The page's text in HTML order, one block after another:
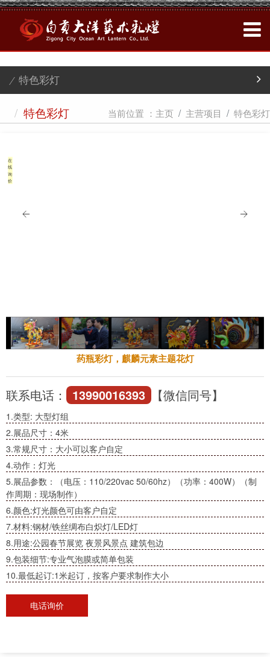
/ 特色彩灯
/ 特色彩灯 当前位置 ： 主页 主营项目 特色彩灯
在
线
询
价
药瓶彩灯，麒麟元素主题花灯
联系电话： 13990016393 【微信同号】
1.类型: 大型灯组
2.展品尺寸：4米
3.常规尺寸：大小可以客户自定
4.动作：灯光
5.展品参数：（电压：110/220vac 50/60hz）（功率：400W）（制
作周期：现场制作）
6.颜色:灯光颜色可由客户自定
7.材料:钢材/铁丝绸布白炽灯/LED灯
8.用途:公园春节展览 夜景风景点 建筑包边
9.包装细节:专业气泡膜或简单包装
10.最低起订:1米起订，按客户要求制作大小
电话询价